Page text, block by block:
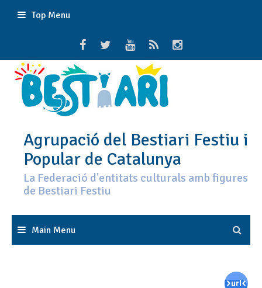
Top Menu
Agrupació del Bestiari Festiu i
Popular de Catalunya
La Federació d'entitats culturals amb figures
de Bestiari Festiu
Main Menu